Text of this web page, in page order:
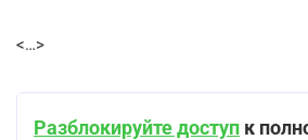
<…>
Разблокируйте доступ к